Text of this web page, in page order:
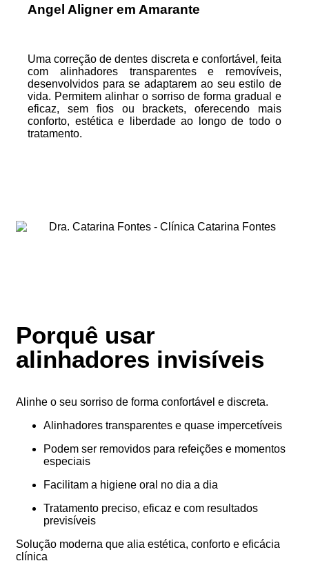
Angel Aligner em Amarante
Uma correção de dentes discreta e confortável, feita
com alinhadores transparentes e removíveis,
desenvolvidos para se adaptarem ao seu estilo de
vida. Permitem alinhar o sorriso de forma gradual e
eficaz, sem fios ou brackets, oferecendo mais
conforto, estética e liberdade ao longo de todo o
tratamento.
Porquê usar
alinhadores invisíveis
Alinhe o seu sorriso de forma confortável e discreta.
Alinhadores transparentes e quase impercetíveis
Podem ser removidos para refeições e momentos
especiais
Facilitam a higiene oral no dia a dia
Tratamento preciso, eficaz e com resultados
previsíveis
Solução moderna que alia estética, conforto e eficácia
clínica